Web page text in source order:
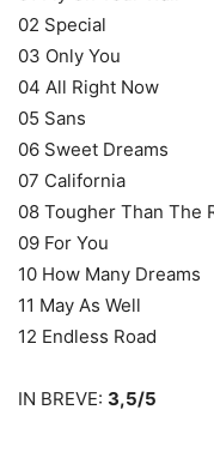
02 Special
03 Only You
04 All Right Now
05 Sans
06 Sweet Dreams
07 California
08 Tougher Than The
09 For You
10 How Many Dreams
11 May As Well
12 Endless Road
IN BREVE: 3,5/5